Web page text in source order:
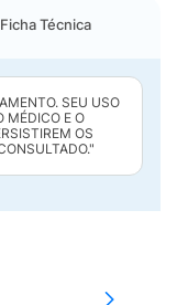
Ficha Técnica
SEU USO
MÉDICO E O
OS